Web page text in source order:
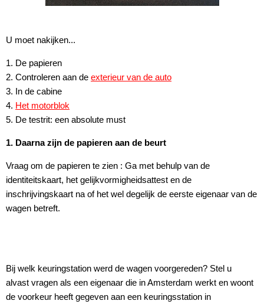
U moet nakijken...
1. De papieren
2. Controleren aan de exterieur van de auto
3. In de cabine
4. Het motorblok
5. De testrit: een absolute must
1. Daarna zijn de papieren aan de beurt
Vraag om de papieren te zien : Ga met behulp van de
identiteitskaart, het gelijkvormigheidsattest en de
inschrijvingskaart na of het wel degelijk de eerste eigenaar van de
wagen betreft.
Bij welk keuringstation werd de wagen voorgereden? Stel u
alvast vragen als een eigenaar die in Amsterdam werkt en woont
de voorkeur heeft gegeven aan een keuringsstation in